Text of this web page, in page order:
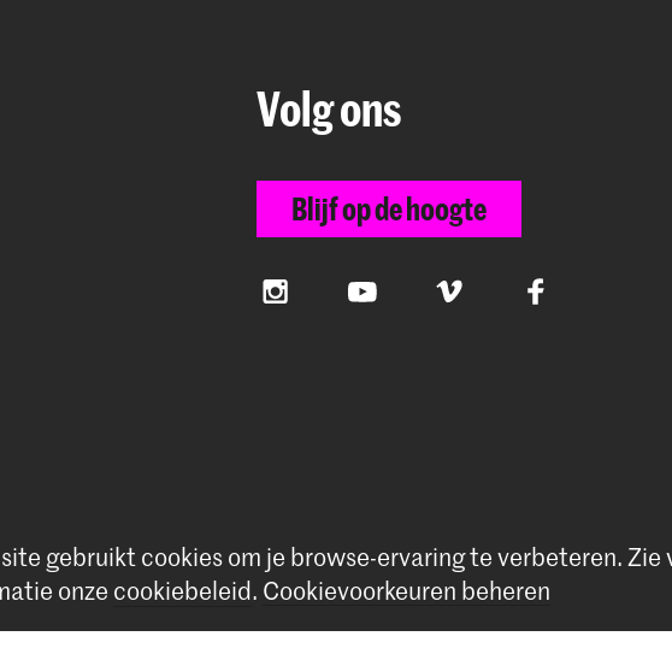
Volg ons
Blijf op de hoogte
InstagramYouTube Vimeo Facebook
Kunsten | Colofon | Privacybeleid| Cookievoorkeuren
gebruikt cookies om je browse-ervaring te verbeteren.Zie
onze cookiebeleid. Cookievoorkeuren beheren